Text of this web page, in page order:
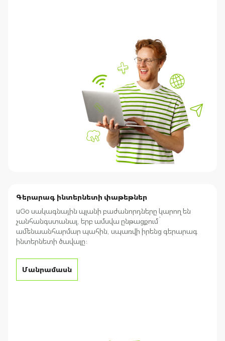
Գերարագ ինտերնետի փաթեթներ
uGo սակագնային պլանի բաժանորդները կարող են
չանհանգստանալ, երբ ամսվա ընթացքում`
ամենաանհարմար պահին, սպառվի իրենց գերարագ
ինտերնետի ծավալը:
Մանրամասն